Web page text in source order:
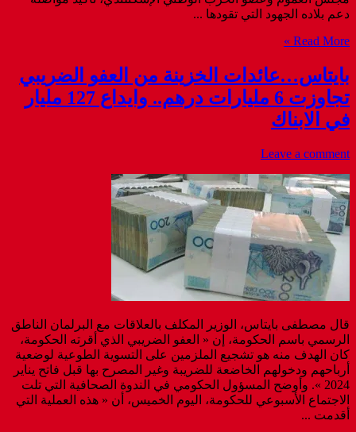
دعم بلاده الجهود التي تقودها ...
Read More »
بايتاس…عائدات الخزينة من العفو الضريبي
تجاوزت 6 مليارات درهم.. وايداع 127 مليار
في الابناك
Leave a comment
قال مصطفى بايتاس، الوزير المكلف بالعلاقات مع البرلمان الناطق
الرسمي باسم الحكومة، إن « العفو الضريبي الذي أقرته الحكومة،
كان الهدف منه هو تشجيع الملزمين على التسوية الطوعية لوضعية
أرباحهم ودخولهم الخاضعة للضريبة وغير المصرح بها قبل فاتح يناير
2024 ». وأوضح المسؤول الحكومي في الندوة الصحافية التي تلت
الاجتماع الأسبوعي للحكومة، اليوم الخميس، أن « هذه العملية التي
أقدمت ...